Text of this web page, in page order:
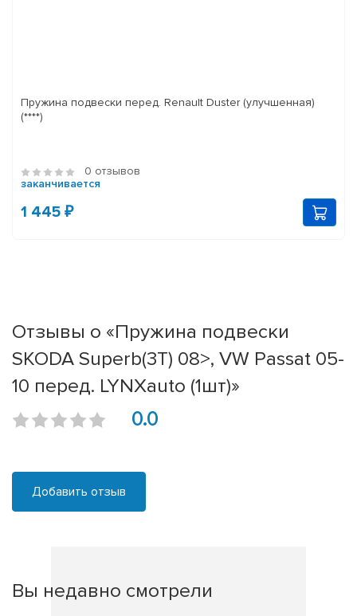
Пружина подвески перед. Renault Duster (улучшенная)
(****)
0 отзывов
заканчивается
1 445 ₽
Отзывы о «Пружина подвески
SKODA Superb(3T) 08>, VW Passat 05-
10 перед. LYNXauto (1шт)»
0.0
Добавить отзыв
Вы недавно смотрели